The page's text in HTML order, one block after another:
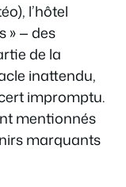
l’hôtel
» — des
de la
inattendu,
impromptu.
mentionnés
marquants